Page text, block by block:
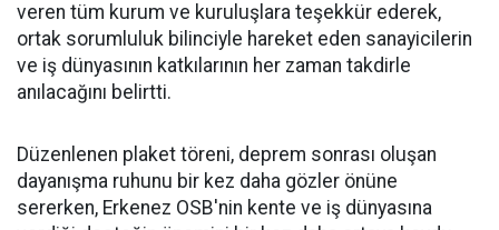
veren tüm kurum ve kuruluşlara teşekkür ederek,
ortak sorumluluk bilinciyle hareket eden sanayicilerin
ve iş dünyasının katkılarının her zaman takdirle
anılacağını belirtti.
Düzenlenen plaket töreni, deprem sonrası oluşan
dayanışma ruhunu bir kez daha gözler önüne
sererken, Erkenez OSB'nin kente ve iş dünyasına